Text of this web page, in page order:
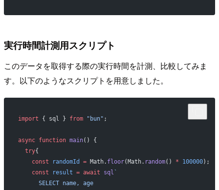
実行時間計測用スクリプト
このデータを取得する際の実行時間を計測、比較してみま
す。以下のようなスクリプトを用意しました。
import { sql } from "bun" ;
async function main() {
  try
{
    const
randomId = Math. floor(Math. random() * 100000);
    const
result = await sql `
      SELECT name, age